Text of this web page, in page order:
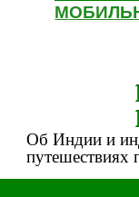
Об Индии и
путешествиях